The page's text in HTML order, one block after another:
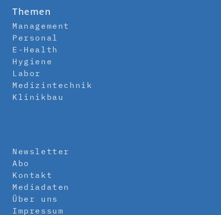
Themen
Management
Personal
E-Health
Hygiene
Labor
Medizintechnik
Klinikbau
Newsletter
Abo
Kontakt
Mediadaten
Über uns
Impressum